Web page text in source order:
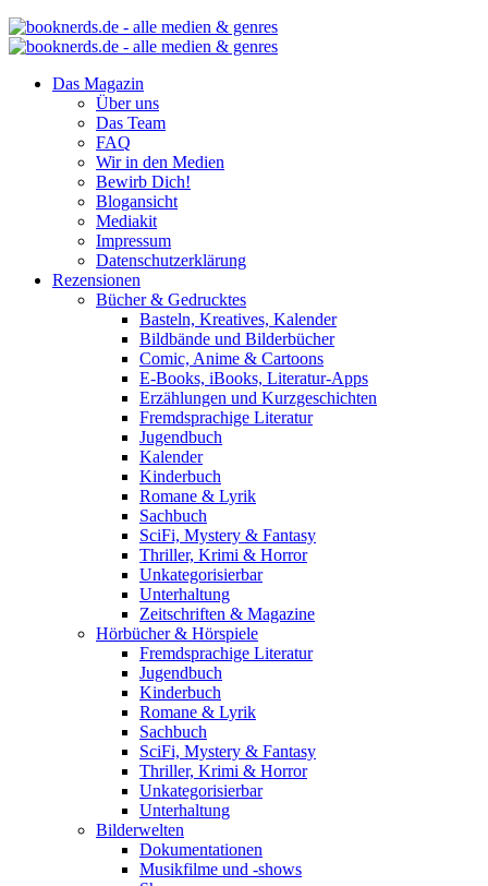
Das Magazin
Über uns
Das Team
FAQ
Wir in den Medien
Bewirb Dich!
Blogansicht
Mediakit
Impressum
Datenschutzerklärung
Rezensionen
Bücher & Gedrucktes
Basteln, Kreatives, Kalender
Bildbände und Bilderbücher
Comic, Anime & Cartoons
E-Books, iBooks, Literatur-Apps
Erzählungen und Kurzgeschichten
Fremdsprachige Literatur
Jugendbuch
Kalender
Kinderbuch
Romane & Lyrik
Sachbuch
SciFi, Mystery & Fantasy
Thriller, Krimi & Horror
Unkategorisierbar
Unterhaltung
Zeitschriften & Magazine
Hörbücher & Hörspiele
Fremdsprachige Literatur
Jugendbuch
Kinderbuch
Romane & Lyrik
Sachbuch
SciFi, Mystery & Fantasy
Thriller, Krimi & Horror
Unkategorisierbar
Unterhaltung
Bilderwelten
Dokumentationen
Musikfilme und -shows